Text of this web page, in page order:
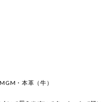
・本革（牛）